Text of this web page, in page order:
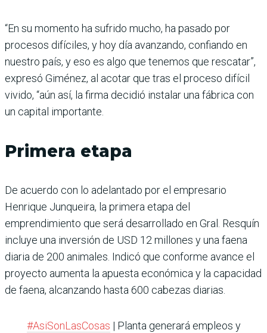
“En su momento ha sufrido mucho, ha pasado por
procesos difíciles, y hoy día avanzando, confiando en
nuestro país, y eso es algo que tenemos que rescatar”,
expresó Giménez, al acotar que tras el proceso difícil
vivido, “aún así, la firma decidió instalar una fábrica con
un capital importante.
Primera etapa
De acuerdo con lo adelantado por el empresario
Henrique Junqueira, la primera etapa del
emprendimiento que será desarrollado en Gral. Resquín
incluye una inversión de USD 12 millones y una faena
diaria de 200 animales. Indicó que conforme avance el
proyecto aumenta la apuesta económica y la capacidad
de faena, alcanzando hasta 600 cabezas diarias.
#AsiSonLasCosas | Planta generará empleos y